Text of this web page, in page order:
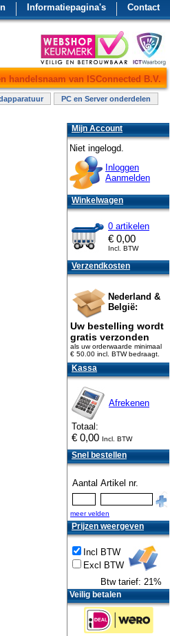
Contact
Informatiepagina's
handelsnaam van ISConnected B.V.
PC en Server onderdelen
Mijn Account
Niet ingelogd.
Inloggen
Aanmelden
Winkelwagen
0 artikelen
€ 0,00
Incl. BTW
Verzendkosten
Nederland &
België:
Uw bestelling wordt
gratis verzonden
als uw orderwaarde minimaal
€ 50.00 incl. BTWbedraagt.
Kassa
Afrekenen
Totaal:
€ 0,00 Incl. BTW
Snel bestellen
Aantal Artikel nr.
meer velden
Prijzen weergeven
Incl BTW
Excl BTW
Btw tarief: 21%
Veilig betalen